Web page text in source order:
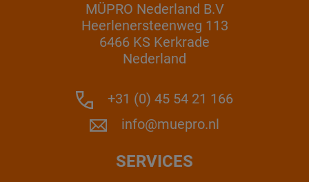
MÜPRO Nederland B.V
Heerlenersteenweg 113
6466 KS Kerkrade
Nederland
+31 (0) 45 54 21 166
info@muepro.nl
SERVICES